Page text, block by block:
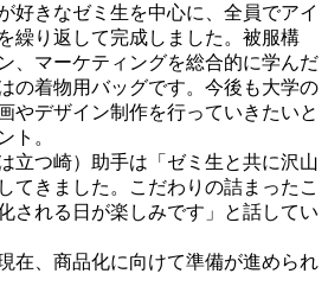
好きなゼミ生を中心に、全員でアイ
繰り返して完成しました。被服構
、マーケティングを総合的に学んだ
の着物用バッグです。今後も大学の
やデザイン制作を行っていきたいと
ト。
立つ崎）助手は「ゼミ生と共に沢山
てきました。こだわりの詰まったこ
される日が楽しみです」と話してい
在、商品化に向けて準備が進められ